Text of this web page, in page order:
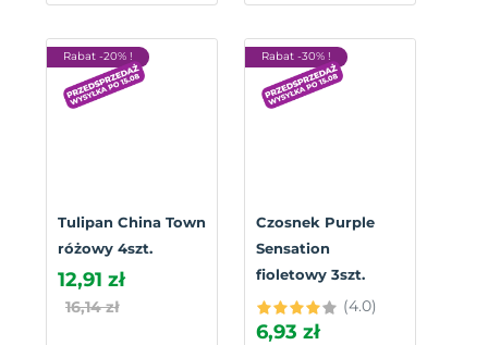
Rabat -20% !
Tulipan China Town
różowy 4szt.
12,91 zł
16,14 zł
Rabat -30% !
Czosnek Purple
Sensation
fioletowy 3szt.
(4.0)
6,93 zł